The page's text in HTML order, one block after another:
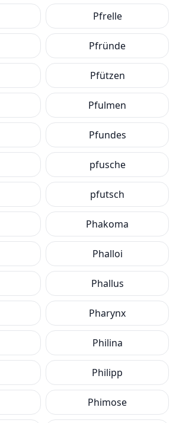
Pfrelle
Pfründe
Pfützen
Pfulmen
Pfundes
pfusche
pfutsch
Phakoma
Phalloi
Phallus
Pharynx
Philina
Philipp
Phimose